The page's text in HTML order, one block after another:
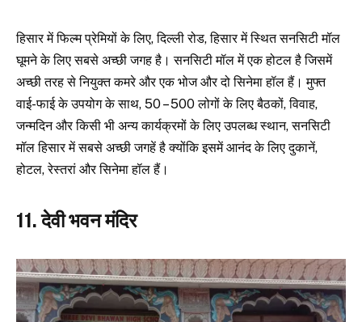
हिसार में फिल्म प्रेमियों के लिए, दिल्ली रोड, हिसार में स्थित सनसिटी मॉल
घूमने के लिए सबसे अच्छी जगह है। सनसिटी मॉल में एक होटल है जिसमें
अच्छी तरह से नियुक्त कमरे और एक भोज और दो सिनेमा हॉल हैं। मुफ्त
वाई-फाई के उपयोग के साथ, 50 – 500 लोगों के लिए बैठकों, विवाह,
जन्मदिन और किसी भी अन्य कार्यक्रमों के लिए उपलब्ध स्थान, सनसिटी
मॉल हिसार में सबसे अच्छी जगहें है क्योंकि इसमें आनंद के लिए दुकानें,
होटल, रेस्तरां और सिनेमा हॉल हैं।
11. देवी भवन मंदिर